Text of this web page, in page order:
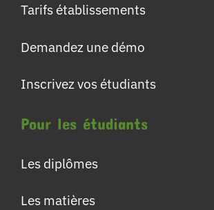
Tarifs établissements
Demandez une démo
Inscrivez vos étudiants
Pour les étudiants
Les diplômes
Les matières